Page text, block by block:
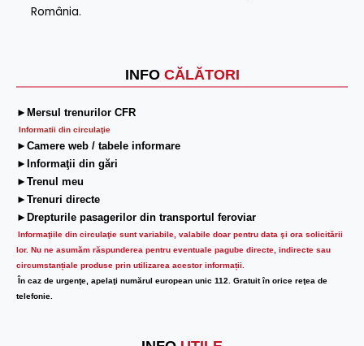
INFO CĂLĂTORI
►Mersul trenurilor CFR
Informatii din circulaţie
►Camere web / tabele informare
►Informaţii din gări
►Trenul meu
►Trenuri directe
►Drepturile pasagerilor din transportul feroviar
Informaţiile din circulaţie sunt variabile, valabile doar pentru data şi ora solicitării
lor. Nu ne asumăm răspunderea pentru eventuale pagube directe, indirecte sau
circumstanțiale produse prin utilizarea acestor informații.
În caz de urgenţe, apelaţi numărul european unic 112. Gratuit în orice reţea de
telefonie.
România.